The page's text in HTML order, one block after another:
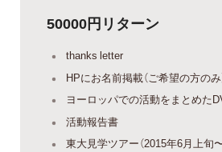
50000円リターン
thanks letter
HPにお名前掲載（ご希望の方のみ
ヨーロッパでの活動をまとめた
活動報告書
東大見学ツアー（2015年6月上旬